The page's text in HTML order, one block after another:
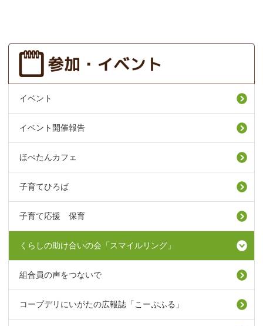
イベント
イベント開催報告
ほぺたんカフェ
子育てひろば
子育て応援 保育
くらしの助け合いの会「スマイルリング」
組合員の声をつないで
コープデリにいがたの広報誌「こーぷふる」